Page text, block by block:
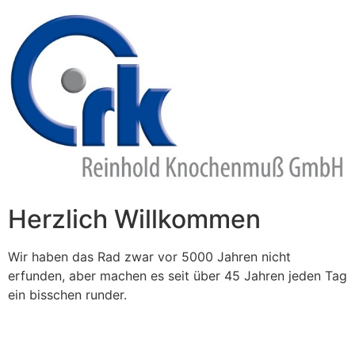
Inhalt
springen
Herzlich Willkommen
Wir haben das Rad zwar vor 5000 Jahren nicht
erfunden, aber machen es seit über 45 Jahren jeden Tag
ein bisschen runder.